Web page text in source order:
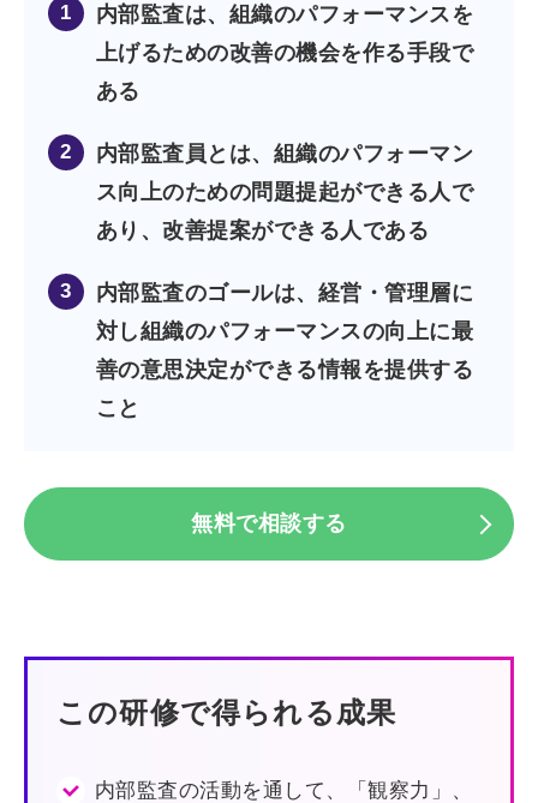
1
内部監査は、組織のパフォーマンスを
上げるための改善の機会を作る手段で
ある
2
内部監査員とは、組織のパフォーマン
ス向上のための問題提起ができる人で
あり、改善提案ができる人である
3
内部監査のゴールは、経営・管理層に
対し組織のパフォーマンスの向上に最
善の意思決定ができる情報を提供する
こと
無料で相談する
この研修で得られる成果
内部監査の活動を通して、「観察力」、